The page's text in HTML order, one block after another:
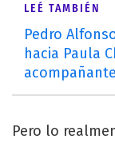
LEÉ TAMBIÉN
Pedro
hacia Paula
Pero lo